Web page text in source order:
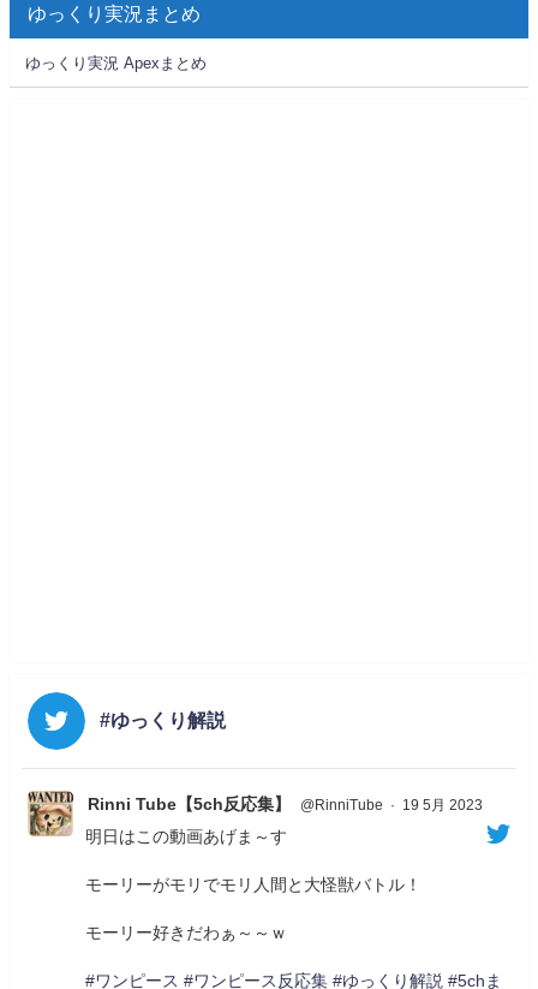
ゆっくり実況まとめ
ゆっくり実況 Apexまとめ
#ゆっくり解説
Rinni Tube【5ch反応集】 @RinniTube · 19 5月 2023
明日はこの動画あげま～す
モーリーがモリでモリ人間と大怪獣バトル！
モーリー好きだわぁ～～ｗ
#ワンピース #ワンピース反応集 #ゆっくり解説 #5chま